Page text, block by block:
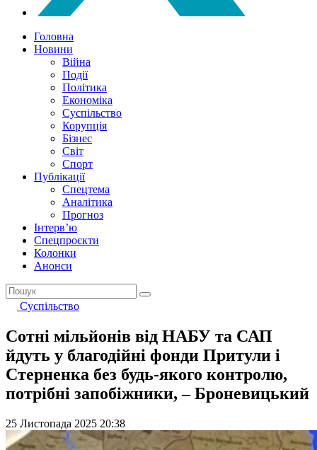
Головна
Новини
Війна
Події
Політика
Економіка
Суспільство
Корупція
Бізнес
Світ
Спорт
Публікації
Спецтема
Аналітика
Прогноз
Інтерв’ю
Спецпроєкти
Колонки
Анонси
Суспільство
Сотні мільйонів від НАБУ та САП
йдуть у благодійні фонди Притули і
Стерненка без будь-якого контролю,
потрібні запобіжники, – Броневицький
25 Листопада 2025 20:38